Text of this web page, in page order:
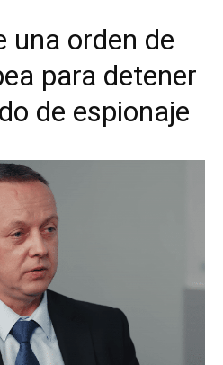
una orden de
para detener
de espionaje